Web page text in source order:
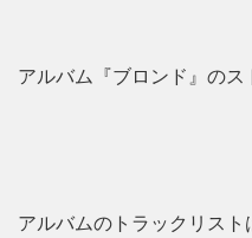
アルバム『ブロンド』のス
アルバムのトラックリスト